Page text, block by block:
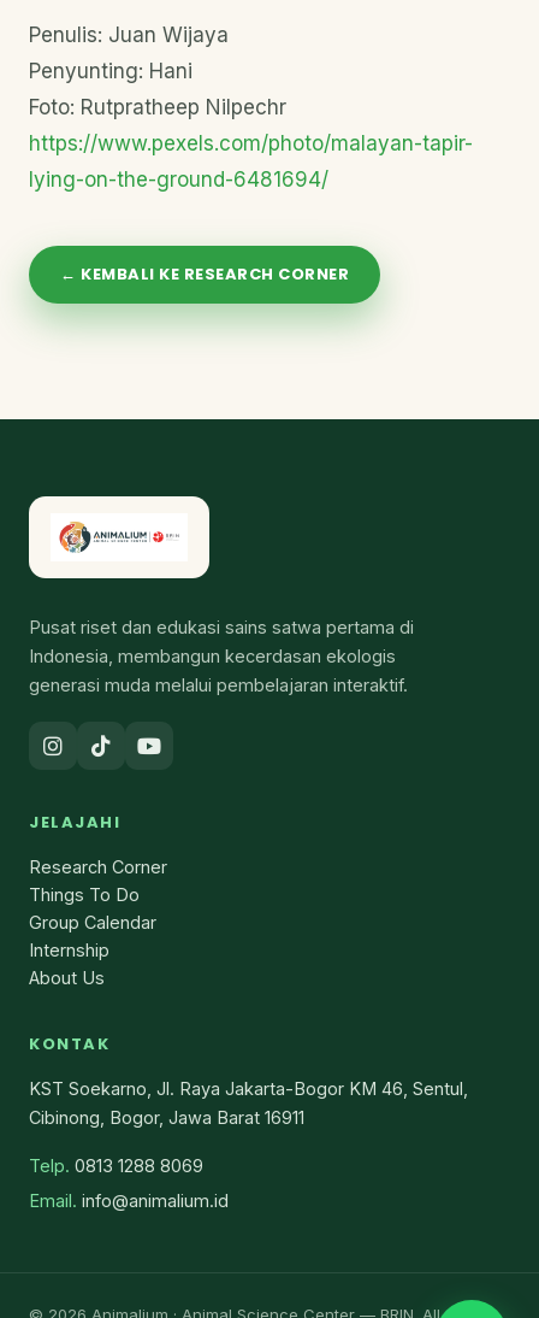
Penulis: Juan Wijaya
Penyunting: Hani
Foto: Rutpratheep Nilpechr
https://www.pexels.com/photo/malayan-tapir-
lying-on-the-ground-6481694/
← KEMBALI KE RESEARCH CORNER
Pusat riset dan edukasi sains satwa pertama di
Indonesia, membangun kecerdasan ekologis
generasi muda melalui pembelajaran interaktif.
JELAJAHI
Research Corner
Things To Do
Group Calendar
Internship
About Us
KONTAK
KST Soekarno, Jl. Raya Jakarta-Bogor KM 46, Sentul,
Cibinong, Bogor, Jawa Barat 16911
Telp. 0813 1288 8069
Email. info@animalium.id